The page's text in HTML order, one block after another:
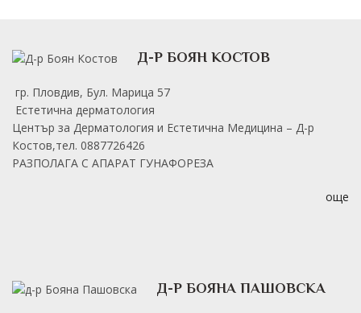
Д-Р БОЯН КОСТОВ
гр. Пловдив, Бул. Марица 57
Естетична дерматология
Център за Дерматология и Естетична Медицина – Д-р
Костов,тел. 0887726426
РАЗПОЛАГА С АПАРАТ ГУНАФОРЕЗА
още
Д-Р БОЯНА ПАШОВСКА